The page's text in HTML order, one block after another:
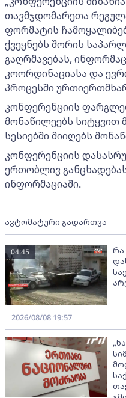
თავმჯდომარეთა
ფორმატის
ქვეყნებს შორის
გაღრმავებას,
კოორდინაციასა და
პროცესში
კონფერენციის
მონაწილეებს სიტყვით
სესიებში მიიღებს
კონფერენციის
ერთობლივ
ინფორმაციაში.
ავტომატური გადართვა
რა
04:45
2026/08/08 19:57